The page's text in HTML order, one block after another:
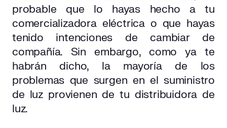
¿Cuántas distribuidoras eléctricas hay en España?
¿Cómo identificar mi distribuidora de luz por zonas?
probable que lo hayas hecho a tu
comercializadora eléctrica o que hayas
tenido intenciones de cambiar de
compañía. Sin embargo, como ya te
habrán dicho, la mayoría de los
problemas que surgen en el suministro
de luz provienen de tu distribuidora de
luz.